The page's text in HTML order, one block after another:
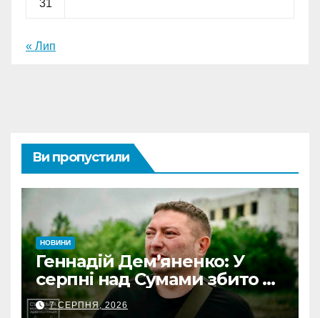
31
« Лип
Ви пропустили
НОВИНИ
Геннадій Дем’яненко: У
серпні над Сумами збито 6
КАБів
7 СЕРПНЯ, 2026